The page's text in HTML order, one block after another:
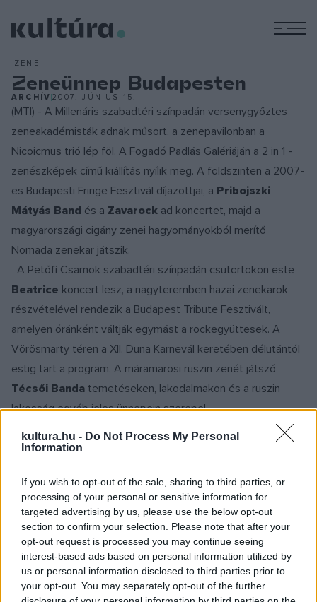
kultura.hu - Do Not Process My Personal
Information
If you wish to opt-out of the sale, sharing to third parties, or
processing of your personal or sensitive information for
targeted advertising by us, please use the below opt-out
section to confirm your selection. Please note that after your
opt-out request is processed you may continue seeing
interest-based ads based on personal information utilized by
us or personal information disclosed to third parties prior to
your opt-out. You may separately opt-out of the further
ZENE
Zeneünnep Budapesten
ARCHÍV2007. JÚNIUS 15.
(MTI) - A Millenáris szabadtéri színpadán versenygyőztes
zeneakadémisták adnak műsort, a zenepavilonban a
Nicoicmus trió lép föl. A Fogadó Padlás Galériáján a 2 in 1 -
zenészképek című kiállítás nyílik meg. A földszinten a 2007-
es Budapesti Fringe Fesztivál díjazottjai, a Pribojszki
Mátyás Band és a Zavarock ad koncertet, majd a
magyarországi cigány zenei hagyományokból merítő
Nomada zenekar játszik.
A Petőfi Csarnok szabadtéri színpadán csütörtökön este
Beatrice koncert lesz, a nagyteremben hazai zenekarok
részvételével rendezik a Budapest Tribute Fesztivált,
amelyen óránként váltják egymást a rockegyüttesek. A
Vörösmarty téren a XII. Duna Karnevál keretében délutántól
estig tart a program. A máramarosi ruszin zenét játszó
Técsői Banda temetéseken, lakodalmakon és a ruszin
lakosság egyéb jeles ünnepein szerepel.
A téren fellépő, magyar zenészekből álló
Chicago Jazz
Ganga 20-as, 30-as évek amerikai dzsesszzenéjét játssza.
Maskarades Zenekar görög népzenével érkezik. A
Városligetben, a Királydombon és környékén állítják fel a
West-Balkán - Hangfoglalás Színpadot, ahol
"hangszersimogató", interaktív hangszerkiállítás működik.
Fellép az egyik legnépszerűbb hazai formáció, aPannonia
Allstars Ska Orchestra, a népes francia Debout Sur Le